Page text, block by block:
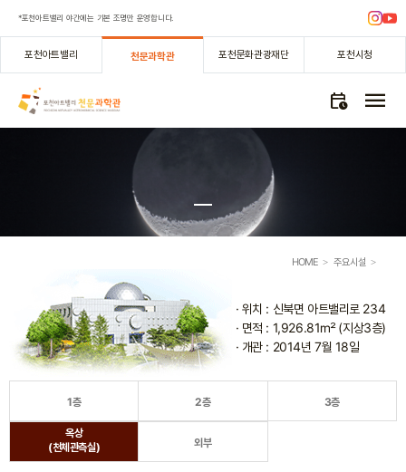
포천아트밸리 천문과학관 포천문화관광재단 포천시청
*포천아트밸리 야간에는 기본 조명만 운영합니다.
menu
calendar_clock
HOME > 주요시설 >
· 위치 : 신북면 아트밸리로 234
· 면적 : 1,926.81㎡ (지상3층)
· 개관 : 2014년 7월 18일
1층 2층 3층
옥상
(천체관측실)
외부